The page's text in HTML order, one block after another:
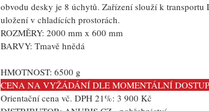
obvodu desky je 8 úchytů. Zařízení slouží k transportu
uložení v chladících prostorách.
ROZMĚRY: 2000 mm x 600 mm
BARVY: Tmavě hnědá
HMOTNOST: 6500 g
CENA NA VYŽÁDÁNÍ DLE MOMENTÁLNÍ
Orientační cena vč. DPH 21%: 3 900 Kč